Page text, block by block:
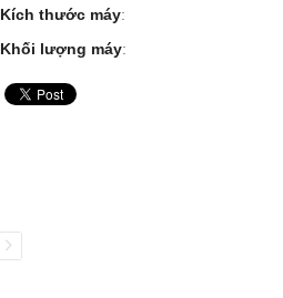
Kích thước máy:
Khối lượng máy: